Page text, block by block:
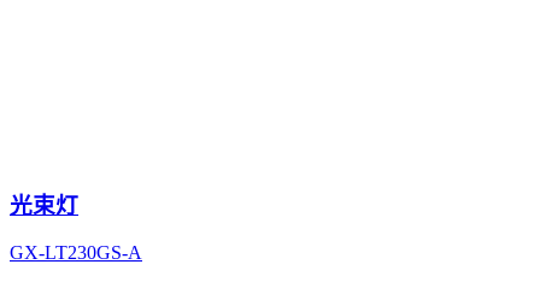
光束灯
GX-LT230GS-A